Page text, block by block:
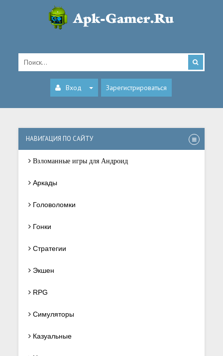
Вход Зарегистрироваться
НАВИГАЦИЯ ПО САЙТУ
Взломанные игры для Андроид
Аркады
Головоломки
Гонки
Стратегии
Экшен
RPG
Симуляторы
Казуальные